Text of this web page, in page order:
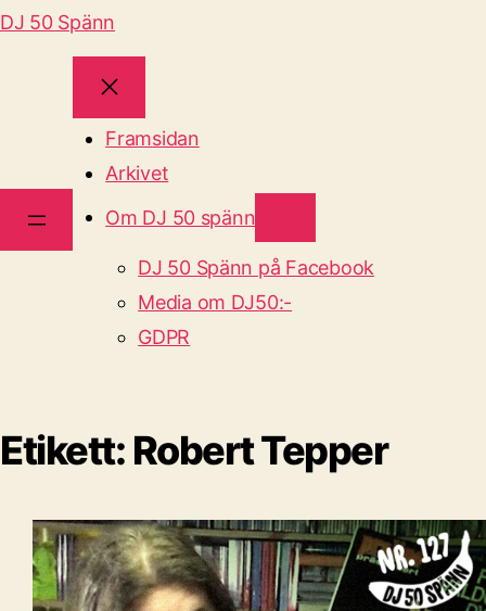
DJ 50 Spänn
Framsidan
Arkivet
Om DJ 50 spänn
DJ 50 Spänn på Facebook
Media om DJ50:-
GDPR
Etikett: Robert Tepper